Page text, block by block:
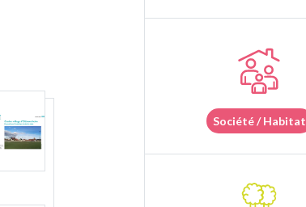
Société / Habitat